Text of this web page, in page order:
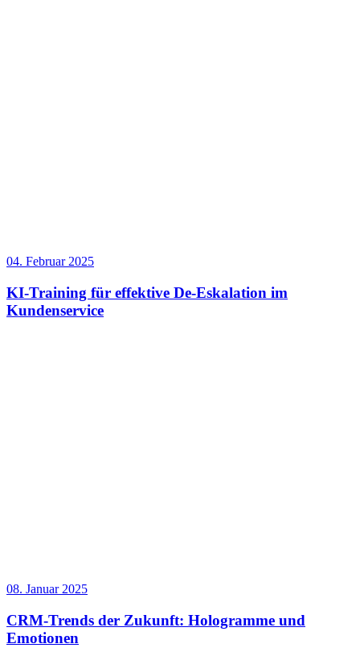
04. Februar 2025
KI-Training für effektive De-Eskalation im
Kundenservice
08. Januar 2025
CRM-Trends der Zukunft: Hologramme und
Emotionen